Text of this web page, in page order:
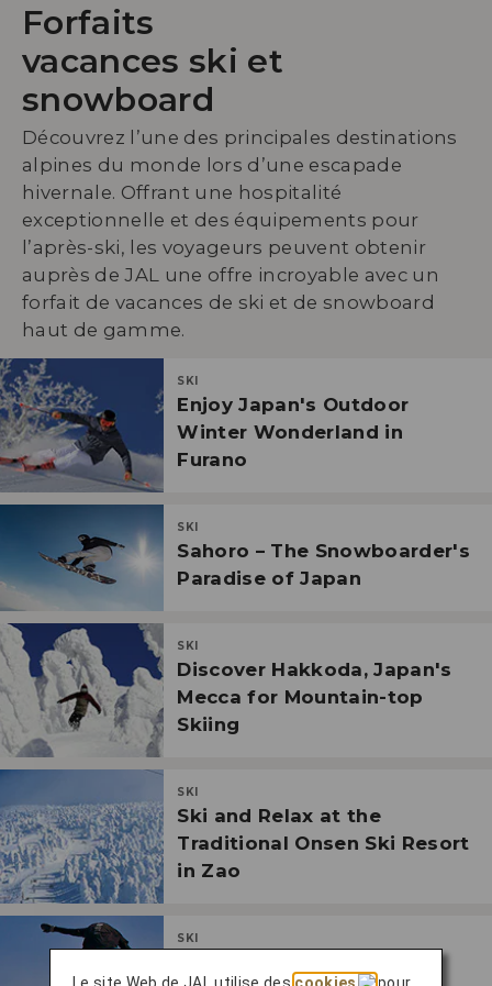
Forfaits
vacances ski et
snowboard
Découvrez l’une des principales destinations
alpines du monde lors d’une escapade
hivernale. Offrant une hospitalité
exceptionnelle et des équipements pour
l’après-ski, les voyageurs peuvent obtenir
auprès de JAL une offre incroyable avec un
forfait de vacances de ski et de snowboard
haut de gamme.
SKI
Enjoy Japan's Outdoor
Winter Wonderland in
Furano
SKI
Sahoro – The Snowboarder's
Paradise of Japan
SKI
Discover Hakkoda, Japan's
Mecca for Mountain-top
Skiing
SKI
Ski and Relax at the
Traditional Onsen Ski Resort
in Zao
SKI
Le site Web de JAL utilise descookies pour